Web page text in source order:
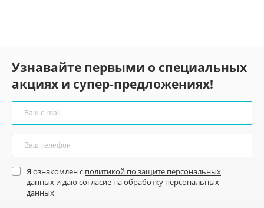
Узнавайте первыми о специальных
акциях и супер-предложениях!
Я ознакомлен с политикой по защите персональных
данных идаю согласие на обработку персональных
данных